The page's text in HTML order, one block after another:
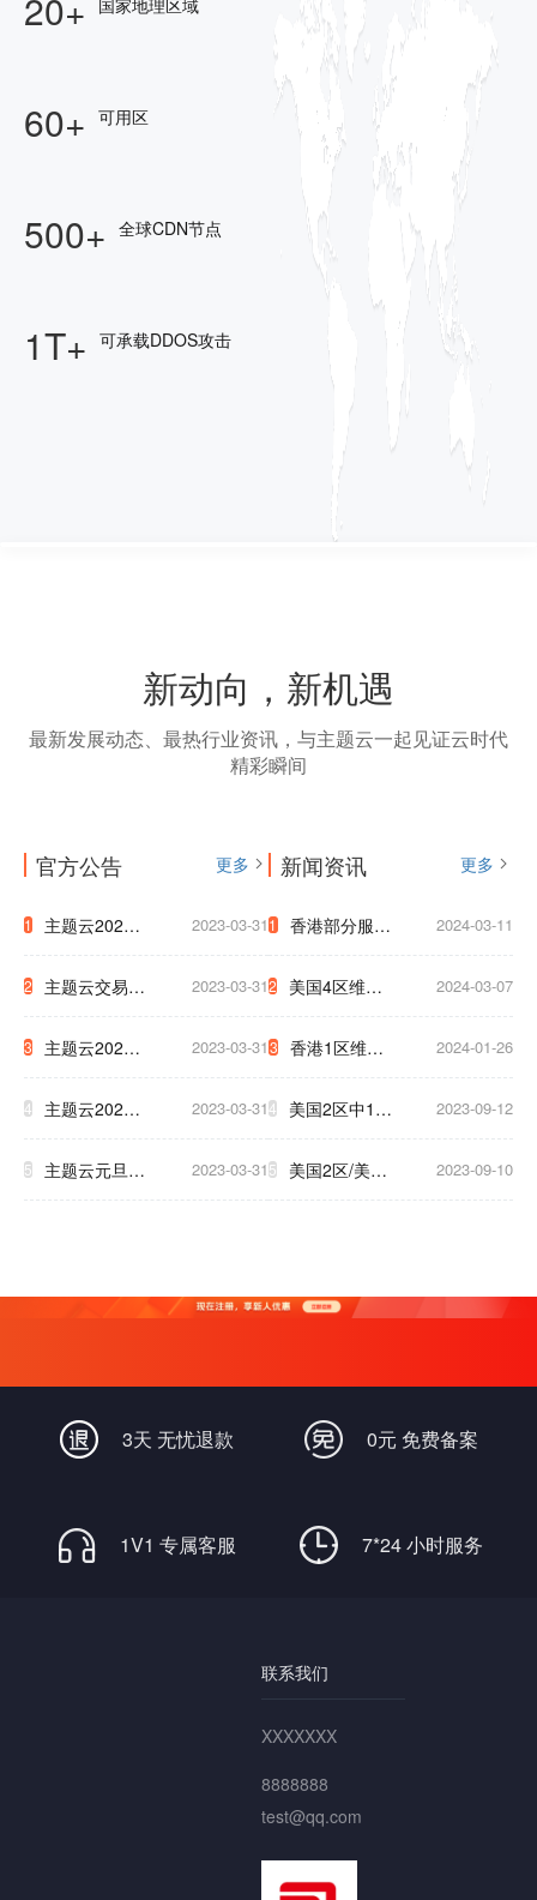
60+ 可用区
500+ 全球CDN节点
1T+ 可承载DDOS攻击
新动向，新机遇
最新发展动态、最热行业资讯，与主题云一起见证云时代
精彩瞬间
官方公告 更多
1 主题云2023
年中秋国庆放
假公告
2023-03-31
2 主题云交易支
付系统升级公
告
2023-03-31
3 主题云2023
年五一放假公
告
2023-03-31
4 主题云2023
年春节放假公
2023-03-31
5 主题云元旦大 2023-03-31
新闻资讯 更多
1 香港部分服务
器迁移通知
2024-03-11
2 美国4区维护
網路升級通知
至下午5点
2024-03-07
3 香港1区维护
3小时通知
2024-01-26
4 美国2区中1区
将于9.17号被
2023-09-12
5 美国2区/美国 2023-09-10
3天 无忧退款 0元 免费备案
1V1 专属客服 7*24 小时服务
联系我们
XXXXXXX
8888888
test@qq.com